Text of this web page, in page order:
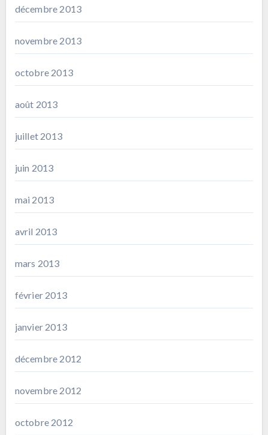
décembre 2013
novembre 2013
octobre 2013
août 2013
juillet 2013
juin 2013
mai 2013
avril 2013
mars 2013
février 2013
janvier 2013
décembre 2012
novembre 2012
octobre 2012